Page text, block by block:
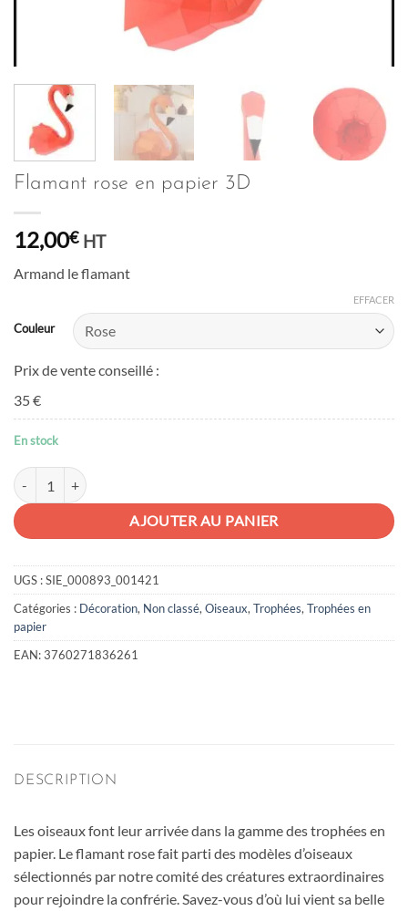
Flamant rose en papier 3D
12,00€ HT
Armand le flamant
Couleur
EFFACER
Prix de vente conseillé :
35 €
En stock
quantité de Flamant rose en papier 3D
AJOUTER AU PANIER
UGS :SIE_000893_001421
Catégories : Décoration, Non classé, Oiseaux, Trophées, Trophées en
papier
EAN:3760271836261
DESCRIPTION
Les oiseaux font leur arrivée dans la gamme des trophées en
papier. Le flamant rose fait parti des modèles d’oiseaux
sélectionnés par notre comité des créatures extraordinaires
pour rejoindre la confrérie. Savez-vous d’où lui vient sa belle